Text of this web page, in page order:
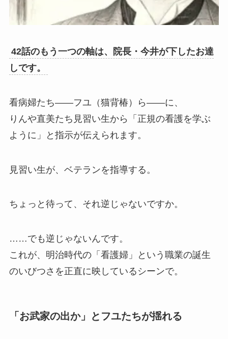
42話のもう一つの軸は、院長・今井が下したお達
しです。
看病婦たち——フユ（猫背椿）ら——に、
りんや直美たち見習い生から「正規の看護を学ぶ
ように」と指示が伝えられます。
見習い生が、ベテランを指導する。
ちょっと待って、それ逆じゃないですか。
……でも逆じゃないんです。
これが、明治時代の「看護婦」という職業の誕生
のいびつさを正直に映しているシーンで。
「お武家の出か」とフユたちが揺れる